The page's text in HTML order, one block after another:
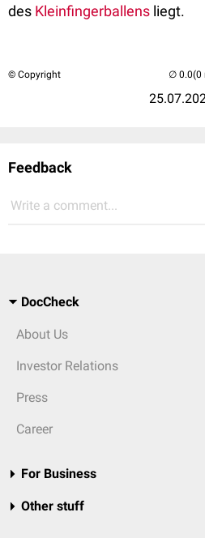
des Kleinfingerballens liegt.
© Copyright (0
Feedback
Write a comment...
DocCheck
About Us
Investor Relations
Press
Career
For Business
Other stuff